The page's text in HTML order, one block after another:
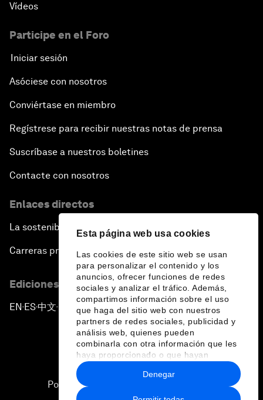
Esta página web usa cookies
Las cookies de este sitio web se usan
para personalizar el contenido y los
anuncios, ofrecer funciones de redes
sociales y analizar el tráfico. Además,
compartimos información sobre el uso
que haga del sitio web con nuestros
partners de redes sociales, publicidad y
análisis web, quienes pueden
combinarla con otra información que les
haya proporcionado o que hayan
recopilado a partir del uso que haya
hecho de sus servicios.
Denegar
Vídeos
Participe en el Foro
Iniciar sesión
Asóciese con nosotros
Conviértase en miembro
Regístrese para recibir nuestras notas de prensa
Suscríbase a nuestros boletines
Contacte con nosotros
Enlaces directos
La sostenibilidad en el Foro
Carreras profesionales
Ediciones en otros idiomas
EN ▪ ES▪中文▪ 日本語
Política de privacidad y normas de uso